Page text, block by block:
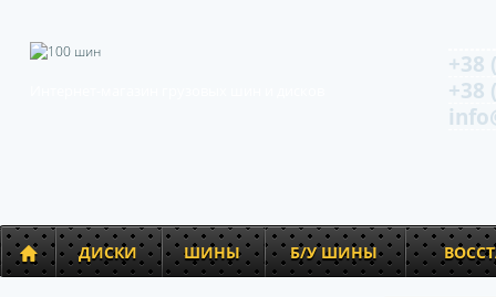
+38
+38
ДИСКИ ШИНЫ Б/У ШИНЫ